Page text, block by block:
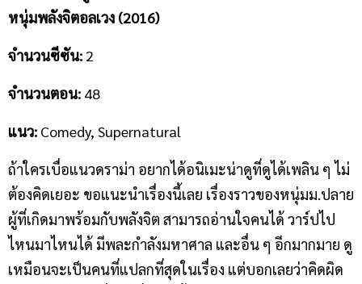
หนุ่มพลังจิตอลเวง (2016)
จำนวนซีซัน:2
จำนวนตอน: 48
แนว: Comedy, Supernatural
ถ้าใครเบื่อแนวดราม่า อยากได้อนิเมะน่าดูที่ดูได้เพลิน ๆ ไม่
ต้องคิดเยอะ ขอแนะนำเรื่องนี้เลย เรื่องราวของหนุ่มม.ปลาย
ผู้ที่เกิดมาพร้อมกับพลังจิต สามารถอ่านใจคนได้ วาร์ปไป
ไหนมาไหนได้ มีพละกำลังมหาศาล และอื่น ๆ อีกมากมาย ดู
เหมือนจะเป็นคนที่แปลกที่สุดในเรื่อง แต่บอกเลยว่าคิดผิด